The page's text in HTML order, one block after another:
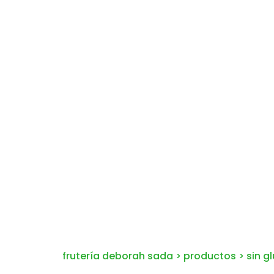
frutería deborah sada > productos > sin